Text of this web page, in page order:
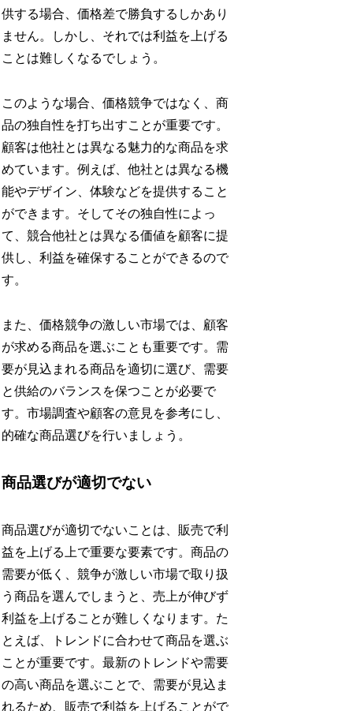
供する場合、価格差で勝負するしかあり
ません。しかし、それでは利益を上げる
ことは難しくなるでしょう。
このような場合、価格競争ではなく、商
品の独自性を打ち出すことが重要です。
顧客は他社とは異なる魅力的な商品を求
めています。例えば、他社とは異なる機
能やデザイン、体験などを提供すること
ができます。そしてその独自性によっ
て、競合他社とは異なる価値を顧客に提
供し、利益を確保することができるので
す。
また、価格競争の激しい市場では、顧客
が求める商品を選ぶことも重要です。需
要が見込まれる商品を適切に選び、需要
と供給のバランスを保つことが必要で
す。市場調査や顧客の意見を参考にし、
的確な商品選びを行いましょう。
商品選びが適切でない
商品選びが適切でないことは、販売で利
益を上げる上で重要な要素です。商品の
需要が低く、競争が激しい市場で取り扱
う商品を選んでしまうと、売上が伸びず
利益を上げることが難しくなります。た
とえば、トレンドに合わせて商品を選ぶ
ことが重要です。最新のトレンドや需要
の高い商品を選ぶことで、需要が見込ま
れるため、販売で利益を上げることがで